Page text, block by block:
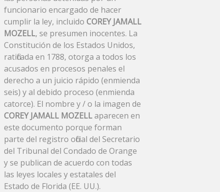
funcionario encargado de hacer
cumplir la ley, incluido COREY JAMALL
MOZELL, se presumen inocentes. La
Constitución de los Estados Unidos,
ratificada en 1788, otorga a todos los
acusados ​​en procesos penales el
derecho a un juicio rápido (enmienda
seis) y al debido proceso (enmienda
catorce). El nombre y / o la imagen de
COREY JAMALL MOZELLaparecen en
este documento porque forman
parte del registro oficial del Secretario
del Tribunal del Condado de Orange
y se publican de acuerdo con todas
las leyes locales y estatales del
Estado de Florida (EE. UU.).